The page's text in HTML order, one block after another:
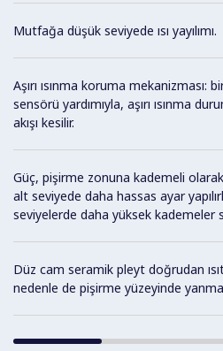
Mutfağa düşük seviyede ısı yayılımı.
Aşırı ısınma koruma mekanizması:
sensörü yardımıyla, aşırı ısınma
akışı kesilir.
Güç, pişirme zonuna kademeli olarak
alt seviyede daha hassas ayar
seviyelerde daha yüksek kademeler
Düz cam seramik pleyt doğrudan
nedenle de pişirme yüzeyinde